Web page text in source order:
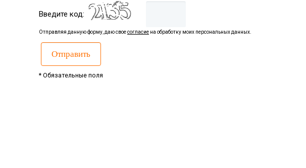
Введите код:
Отправляя данную форму, даю своесогласие на обработку моих персональных данных.
* Обязательные поля